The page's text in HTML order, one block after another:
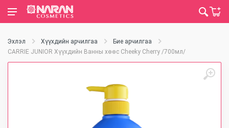
Эхлэл Хүүхдийн арчилгаа
Бие арчилгаа
CARRIE JUNIOR Хүүхдийн Ванны хөөс Cheeky Cherry /700мл/